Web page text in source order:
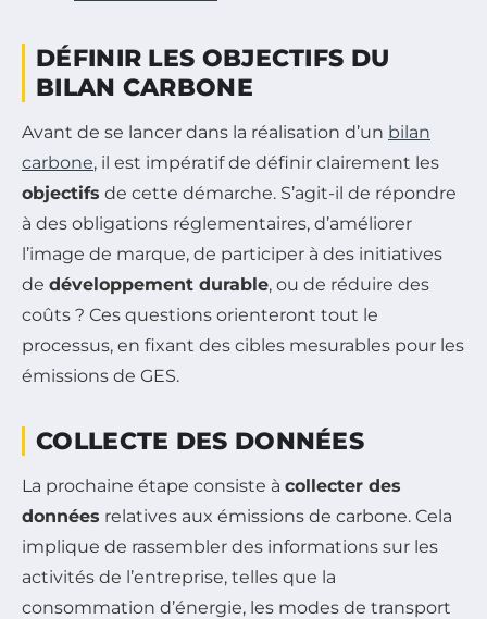
DÉFINIR LES OBJECTIFS DU
BILAN CARBONE
Avant de se lancer dans la réalisation d’un bilan
carbone, il est impératif de définir clairement les
objectifs de cette démarche. S’agit-il de répondre
à des obligations réglementaires, d’améliorer
l’image de marque, de participer à des initiatives
de développement durable, ou de réduire des
coûts ? Ces questions orienteront tout le
processus, en fixant des cibles mesurables pour les
émissions de GES.
COLLECTE DES DONNÉES
La prochaine étape consiste à collecter des
données relatives aux émissions de carbone. Cela
implique de rassembler des informations sur les
activités de l’entreprise, telles que la
consommation d’énergie, les modes de transport